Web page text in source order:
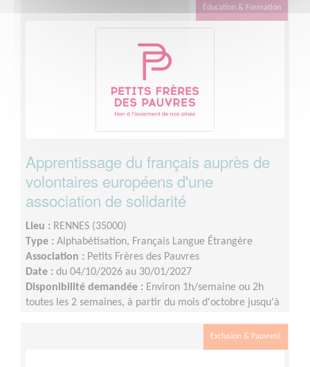
Éducation & Formation
Apprentissage du français auprès de
volontaires européens d'une
association de solidarité
Lieu : RENNES (35000)
Type : Alphabétisation, Français Langue Étrangère
Association : Petits Frères des Pauvres
Date : du 04/10/2026 au 30/01/2027
Disponibilité demandée : Environ 1h/semaine ou 2h
toutes les 2 semaines, à partir du mois d'octobre jusqu'à
Exclusion & Pauvreté